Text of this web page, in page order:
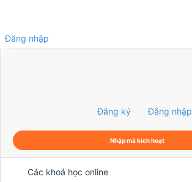
Đăng nhập
Đăng ký Đăng nhập
Nhập mã kích hoạt
Các khoá học online